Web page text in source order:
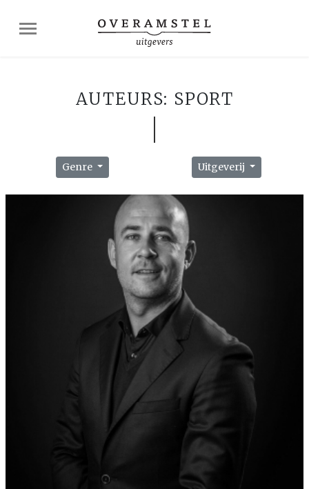
AUTEURS: SPORT
Genre Uitgeverij